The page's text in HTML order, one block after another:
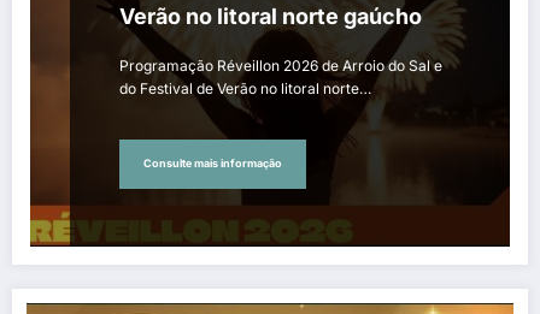
Verão no litoral norte gaúcho
Programação Réveillon 2026 de Arroio do Sal e
do Festival de Verão no litoral norte…
Consulte mais informação